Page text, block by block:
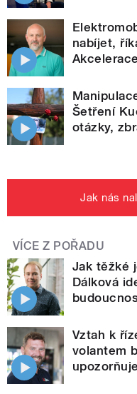
nabíjet,
Šetření
otázky,
Jak nás
VÍCE Z POŘADU
Jak těžké
Dálková
Vztah k
volantem